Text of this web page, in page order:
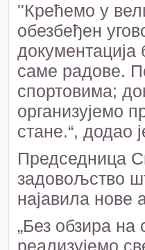
''Крећемо у
обезбеђен
саме радове.
спортовима;
организујемо
стане.“, додао
Председница
задовољство
најавила нове
„Без обзира
реализујемо